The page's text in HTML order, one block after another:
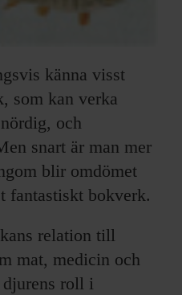
känna visst
som kan verka
och
snart är man mer
blir omdömet
fantastiskt bokverk.
relation till
mat, medicin och
roll i